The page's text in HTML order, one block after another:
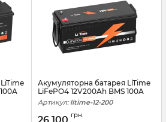
Акумуляторна батарея LiTime
LiFePO4 12V200Ah BMS 100A
Артикул: litime-12-200
грн.